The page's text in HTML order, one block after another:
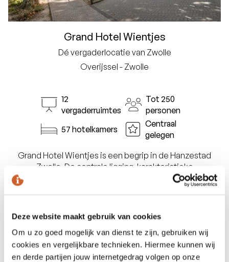
Deze website maakt gebruik van cookies
Om u zo goed mogelijk van dienst te zijn, gebruiken wij
cookies en vergelijkbare technieken. Hiermee kunnen wij
en derde partijen jouw internetgedrag volgen op onze
Grand Hotel Wientjes
Dé vergaderlocatie van Zwolle
Overijssel - Zwolle
12
vergaderruimtes
Tot 250
personen
57 hotelkamers
Centraal
gelegen
Grand Hotel Wientjes is een begrip in de Hanzestad
Zwolle. De centrale ligging, karakteristieke
uitstraling, uitstekende service en sfeervolle Grand
Café maken dit hotel een geliefde plek om samen
hele land komt men hier samen voor een
vergadering, training of opleiding.
Meer over deze locatie